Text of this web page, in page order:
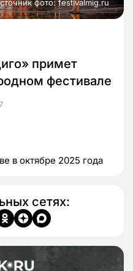
фото: festivalmig.ru
примет
фестивале
в октябре 2025 года
сетях: